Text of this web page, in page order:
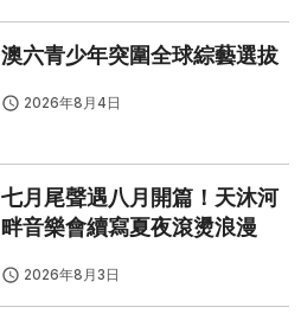
澳六青少年突圍全球綜藝選拔
2026年8月4日
七月尾聲遇八月開篇！天沐河
畔音樂會續寫夏夜滾燙浪漫
2026年8月3日